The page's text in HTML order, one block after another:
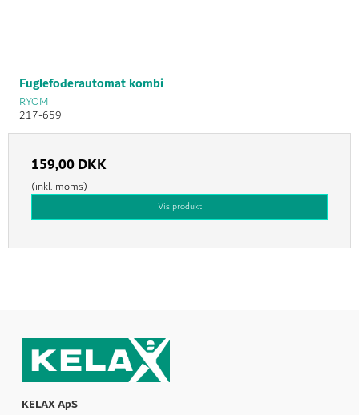
Fuglefoderautomat kombi
RYOM
217-659
159,00 DKK
(inkl. moms)
Vis produkt
KELAX ApS